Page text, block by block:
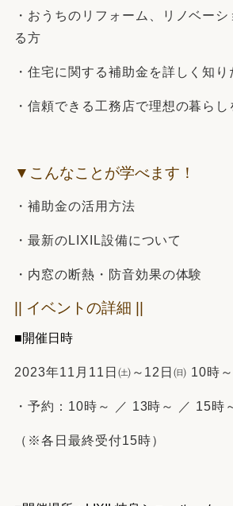
・おうちのリフォーム、リノベー
る方
・住宅に関する補助金を詳しく知り
・信頼できる工務店で理想の暮ら
▼こんなことが学べます！
・補助金の活用方法
・最新のLIXIL設備について
・内窓の断熱・防音効果の体験
|| イベントの詳細 ||
■開催日時
2023年11月11日㈯～12日㈰ 10時
・予約：10時～ ／ 13時～ ／ 15時
（※各日最終受付15時）